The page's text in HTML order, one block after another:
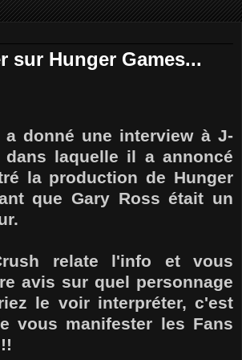
sur Hunger Games...
a donné une interview à J-
dans laquelle il a annoncé
la production de Hunger
que Gary Ross était un
relate l'info et vous
avis sur quel personnage
le voir interpréter, c'est
vous manifester les Fans